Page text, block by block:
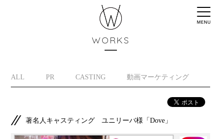
WORKS
ALL PR CASTING 動画マーケティング
著名人キャスティング ユニリーバ様「Dove」